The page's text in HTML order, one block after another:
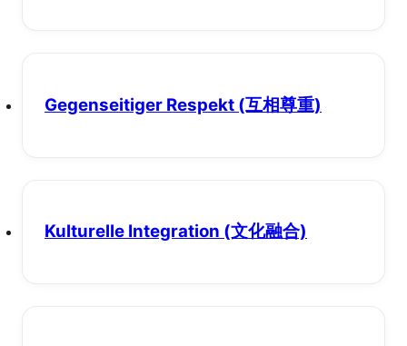
Gegenseitiger Respekt (互相尊重)
Kulturelle Integration (文化融合)